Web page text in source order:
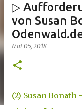
▷
von Susan
Mai 05, 2018
(2) Susan Bonath